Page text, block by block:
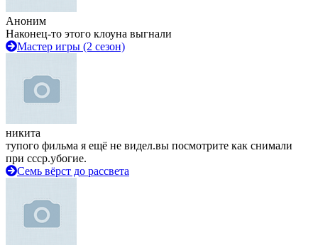
Аноним
Наконец-то этого клоуна выгнали
Мастер игры (2 сезон)
никита
тупого фильма я ещё не видел.вы посмотрите как снимали
при ссср.убогие.
Семь вёрст до рассвета